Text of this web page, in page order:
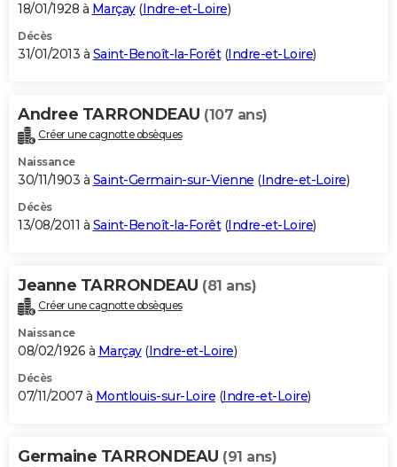
18/01/1928 à Marçay(Indre-et-Loire)
Décès
31/01/2013 à Saint-Benoît-la-Forêt(Indre-et-Loire)
Andree TARRONDEAU (107 ans)
Créer une cagnotte obsèques
Naissance
30/11/1903 à Saint-Germain-sur-Vienne (Indre-et-Loire)
Décès
13/08/2011 à Saint-Benoît-la-Forêt(Indre-et-Loire)
Jeanne TARRONDEAU (81 ans)
Créer une cagnotte obsèques
Naissance
08/02/1926 à Marçay(Indre-et-Loire)
Décès
07/11/2007 à Montlouis-sur-Loire (Indre-et-Loire)
Germaine TARRONDEAU (91 ans)